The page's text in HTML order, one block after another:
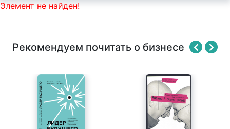
Элемент не найден!
Рекомендуем почитать о бизнесе